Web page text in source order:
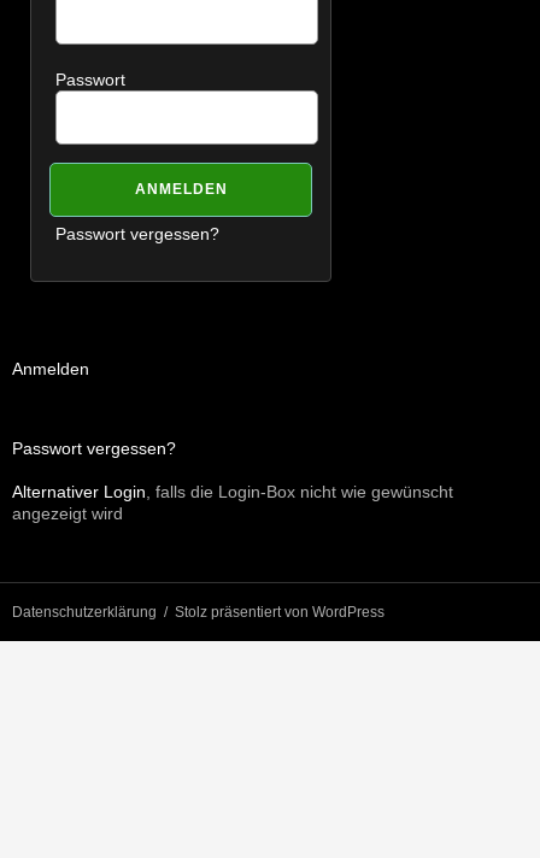
Passwort
Passwort vergessen?
Anmelden
Passwort vergessen?
Alternativer Login , falls die Login-Box nicht wie gewünscht
angezeigt wird
Datenschutzerklärung Stolz präsentiert von WordPress